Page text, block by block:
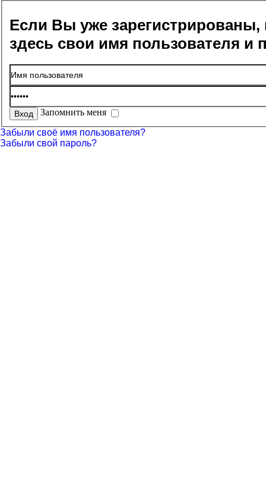
Если Вы уже зарегистрированы,
здесь свои имя пользователя и
Запомнить меня
Забыли своё имя пользователя?
Забыли свой пароль?